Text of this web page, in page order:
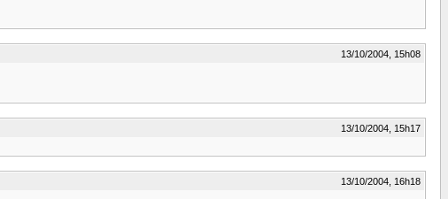
13/10/2004, 15h08
13/10/2004, 15h17
13/10/2004, 16h18